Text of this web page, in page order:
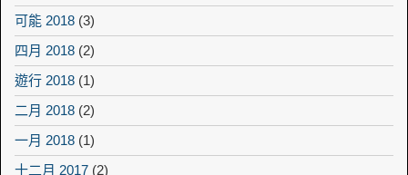
可能 2018 (3)
四月 2018 (2)
遊行 2018 (1)
二月 2018 (2)
一月 2018 (1)
十二月 2017 (2)